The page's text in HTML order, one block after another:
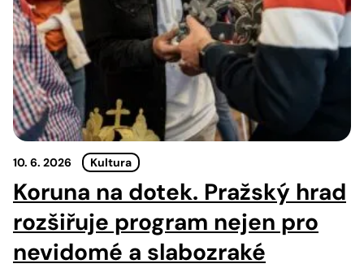
10. 6. 2026 Kultura
Koruna na dotek. Pražský hrad
rozšiřuje program nejen pro
nevidomé a slabozraké